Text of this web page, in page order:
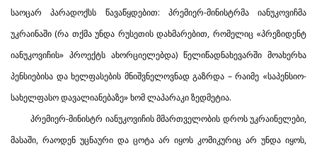
საოცარ პარადოქსს წავაწყდებით: პრემიერ-მინისტრმა იანუკოვიჩმა
უკრაინაში (რა თქმა უნდა რუსეთის დახმარებით, რომელიც «პრეზიდენტ
იანუკოვიჩის» პროექტს ახორციელებდა) წელიწადნახევარში მოახერხა
პენსიებისა და ხელფასების მნიშვნელოვნად გაზრდა – რაიმე «საპენსიო-
სახელფასო დავალიანებაზე» ხომ ლაპარაკი ზედმეტია.
პრემიერ-მინისტრ იანუკოვიჩის მმართველობის დროს უკრაინელები,
მასაში, რაოდენ უცნაური და ცოტა არ იყოს კომიკურიც არ უნდა იყოს,